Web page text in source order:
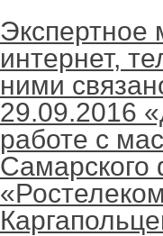
Экспертное
интернет,
ними
29.09.2016
работе с